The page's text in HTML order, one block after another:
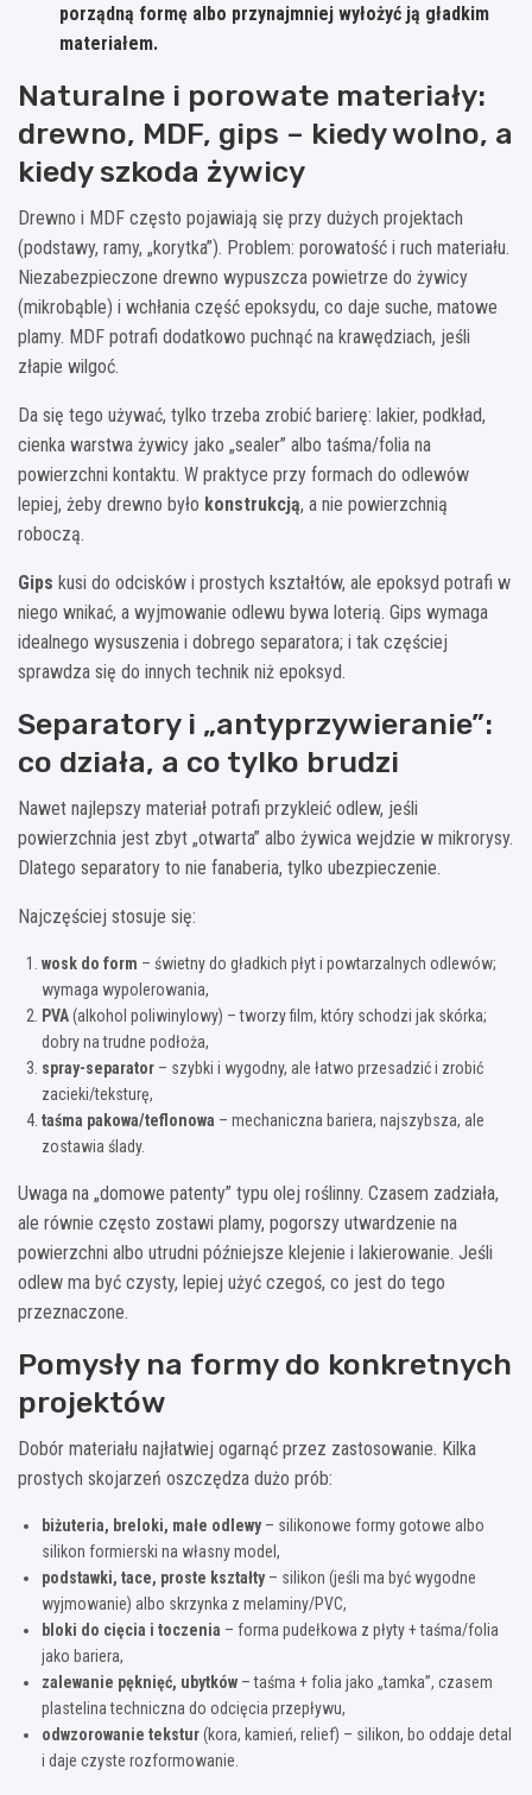
porządną formę albo przynajmniej wyłożyć ją gładkim
materiałem.
Naturalne i porowate materiały:
drewno, MDF, gips – kiedy wolno, a
kiedy szkoda żywicy
Drewno i MDF często pojawiają się przy dużych projektach
(podstawy, ramy, „korytka”). Problem: porowatość i ruch materiału.
Niezabezpieczone drewno wypuszcza powietrze do żywicy
(mikrobąble) i wchłania część epoksydu, co daje suche, matowe
plamy. MDF potrafi dodatkowo puchnąć na krawędziach, jeśli
złapie wilgoć.
Da się tego używać, tylko trzeba zrobić barierę: lakier, podkład,
cienka warstwa żywicy jako „sealer” albo taśma/folia na
powierzchni kontaktu. W praktyce przy formach do odlewów
lepiej, żeby drewno było konstrukcją, a nie powierzchnią
roboczą.
Gips kusi do odcisków i prostych kształtów, ale epoksyd potrafi w
niego wnikać, a wyjmowanie odlewu bywa loterią. Gips wymaga
idealnego wysuszenia i dobrego separatora; i tak częściej
sprawdza się do innych technik niż epoksyd.
Separatory i „antyprzywieranie”:
co działa, a co tylko brudzi
Nawet najlepszy materiał potrafi przykleić odlew, jeśli
powierzchnia jest zbyt „otwarta” albo żywica wejdzie w mikrorysy.
Dlatego separatory to nie fanaberia, tylko ubezpieczenie.
Najczęściej stosuje się:
wosk do form – świetny do gładkich płyt i powtarzalnych odlewów;
wymaga wypolerowania,
PVA(alkohol poliwinylowy) – tworzy film, który schodzi jak skórka;
dobry na trudne podłoża,
spray-separator – szybki i wygodny, ale łatwo przesadzić i zrobić
zacieki/teksturę,
taśma pakowa/teflonowa – mechaniczna bariera, najszybsza, ale
zostawia ślady.
Uwaga na „domowe patenty” typu olej roślinny. Czasem zadziała,
ale równie często zostawi plamy, pogorszy utwardzenie na
powierzchni albo utrudni późniejsze klejenie i lakierowanie. Jeśli
odlew ma być czysty, lepiej użyć czegoś, co jest do tego
przeznaczone.
Pomysły na formy do konkretnych
projektów
Dobór materiału najłatwiej ogarnąć przez zastosowanie. Kilka
prostych skojarzeń oszczędza dużo prób:
biżuteria, breloki, małe odlewy– silikonowe formy gotowe albo
silikon formierski na własny model,
podstawki, tace, proste kształty– silikon (jeśli ma być wygodne
wyjmowanie) albo skrzynka z melaminy/PVC,
bloki do cięcia i toczenia – forma pudełkowa z płyty + taśma/folia
jako bariera,
zalewanie pęknięć, ubytków – taśma + folia jako „tamka”, czasem
plastelina techniczna do odcięcia przepływu,
odwzorowanie tekstur(kora, kamień, relief) – silikon, bo oddaje detal
i daje czyste rozformowanie.